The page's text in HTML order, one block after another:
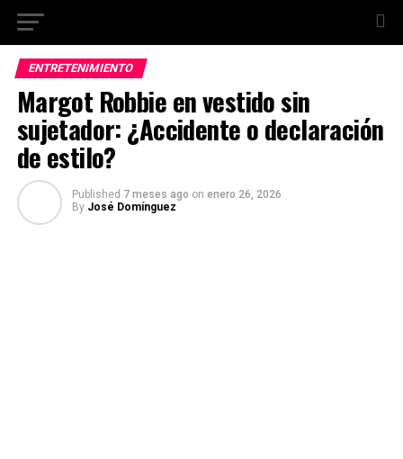
ENTRETENIMIENTO
Margot Robbie en vestido sin
sujetador: ¿Accidente o declaración
de estilo?
Published 7 meses ago on enero 26, 2026
By José Domínguez